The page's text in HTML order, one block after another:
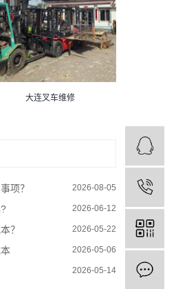
大连叉车维修
项？ 2026-08-05
2026-06-12
？ 2026-05-22
2026-05-06
2026-05-14